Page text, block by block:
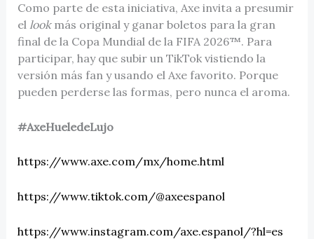
Como parte de esta iniciativa, Axe invita a presumir
ellookmás original y ganar boletos para la gran
final de la Copa Mundial de la FIFA 2026™. Para
participar, hay que subir un TikTok vistiendo la
versión más fan y usando el Axe favorito. Porque
pueden perderse las formas, pero nunca el aroma.
#AxeHueledeLujo
https://www.axe.com/mx/home.html
https://www.tiktok.com/@axeespanol
https://www.instagram.com/axe.espanol/?hl=es